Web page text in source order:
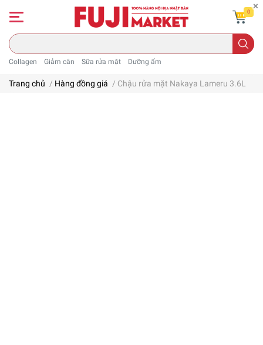
Collagen Giảm cân Sữa rửa mặt Dưỡng ẩm
0
Trang chủ / Hàng đồng giá / Chậu rửa mặt Nakaya Lameru 3.6L